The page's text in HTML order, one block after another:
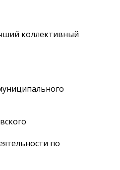
коллективный
по